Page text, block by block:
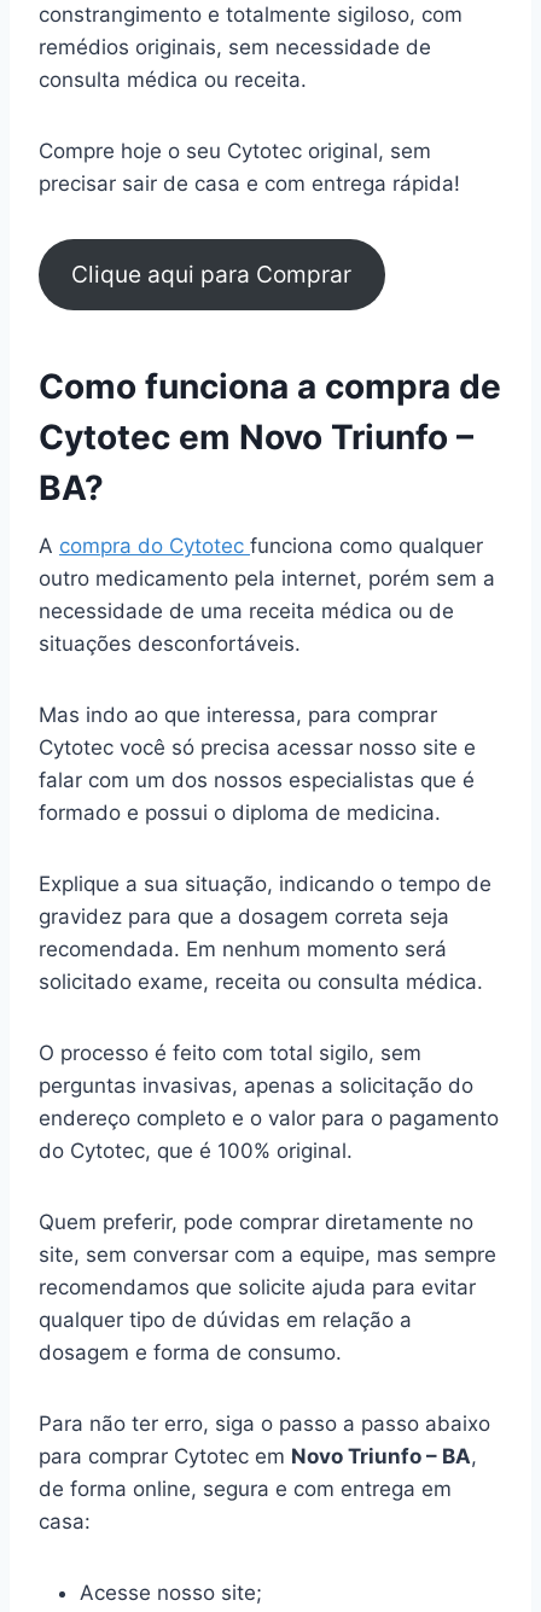
constrangimento e totalmente sigiloso, com
remédios originais, sem necessidade de
consulta médica ou receita.
Compre hoje o seu Cytotec original, sem
precisar sair de casa e com entrega rápida!
Clique aqui para Comprar
Como funciona a compra de
Cytotec em Novo Triunfo –
BA?
A compra do Cytotec funciona como qualquer
outro medicamento pela internet, porém sem a
necessidade de uma receita médica ou de
situações desconfortáveis.
Mas indo ao que interessa, para comprar
Cytotec você só precisa acessar nosso site e
falar com um dos nossos especialistas que é
formado e possui o diploma de medicina.
Explique a sua situação, indicando o tempo de
gravidez para que a dosagem correta seja
recomendada. Em nenhum momento será
solicitado exame, receita ou consulta médica.
O processo é feito com total sigilo, sem
perguntas invasivas, apenas a solicitação do
endereço completo e o valor para o pagamento
do Cytotec, que é 100% original.
Quem preferir, pode comprar diretamente no
site, sem conversar com a equipe, mas sempre
recomendamos que solicite ajuda para evitar
qualquer tipo de dúvidas em relação a
dosagem e forma de consumo.
Para não ter erro, siga o passo a passo abaixo
para comprar Cytotec em Novo Triunfo – BA,
de forma online, segura e com entrega em
casa:
Acesse nosso site;